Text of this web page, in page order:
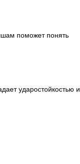
поможет понять
ударостойкостью и